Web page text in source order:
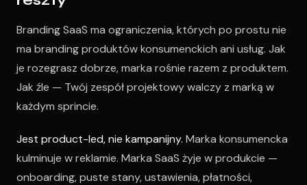
Branding SaaS ma ograniczenia, których po prostu nie
ma branding produktów konsumenckich ani usług. Jak
je rozegrasz dobrze, marka rośnie razem z produktem.
Jak źle — Twój zespół projektowy walczy z marką w
każdym sprincie.
Jest product-led, nie kampanijny. Marka konsumencka
kulminuje w reklamie. Marka SaaS żyje w produkcie —
onboarding, puste stany, ustawienia, płatności,